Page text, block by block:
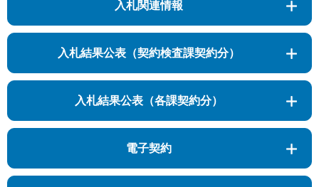
入札関連情報
入札結果公表（契約検査課契約分）
入札結果公表（各課契約分）
電子契約